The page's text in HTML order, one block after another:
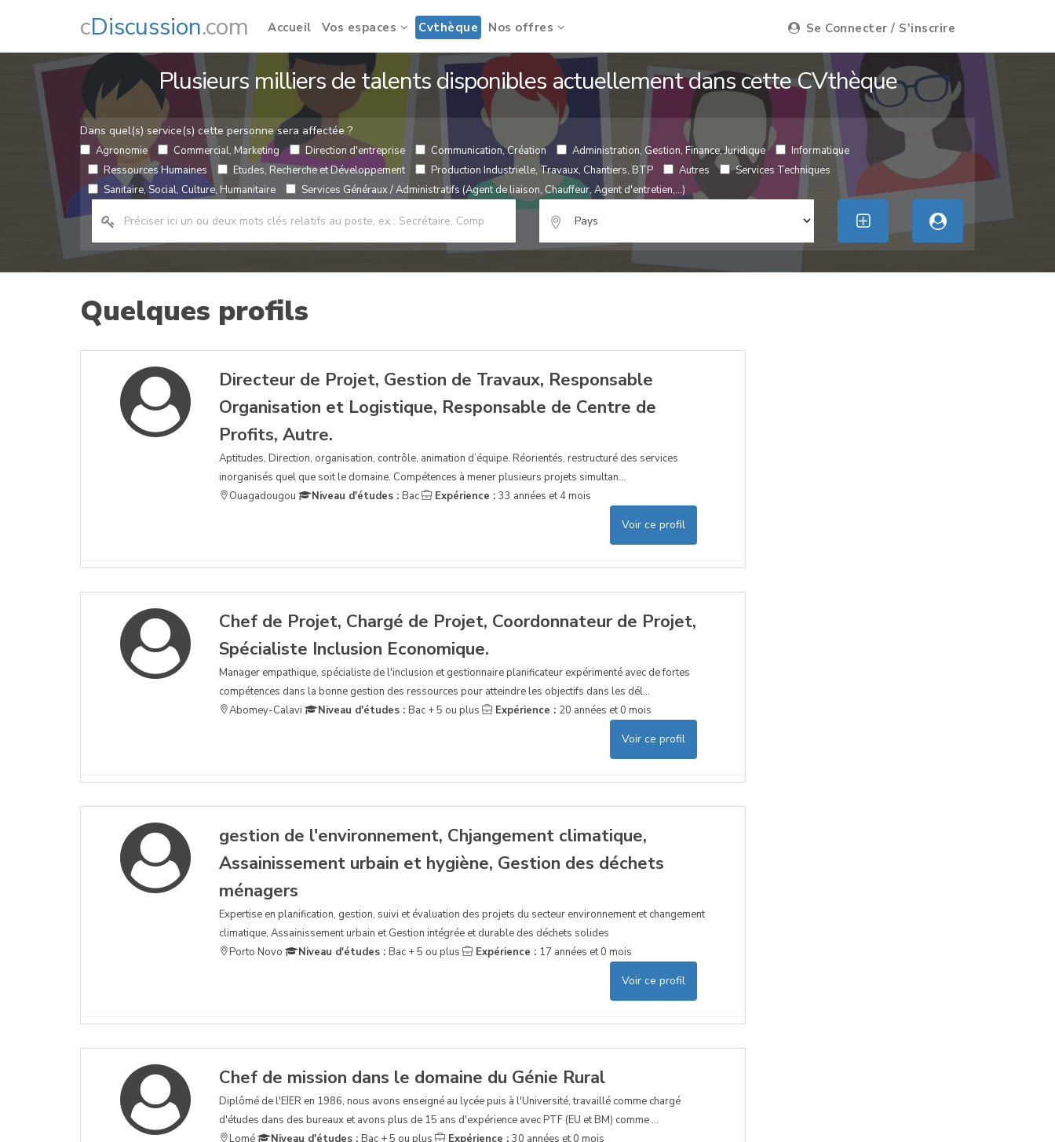
cDiscussion.com Accueil Vos espaces Cvthèque Nos offres Se Connecter / S'inscrire
Plusieurs milliers de talents disponibles actuellement dans cette CVthèque
Dans quel(s) service(s) cette personne sera affectée ?
Agronomie Commercial, Marketing Direction d'entreprise Communication, Création Administration, Gestion, Finance, Juridique
Informatique
Ressources Humaines
Etudes, Recherche et Développement Production Industrielle, Travaux, Chantiers, BTP Autres
Services Techniques
Sanitaire, Social, Culture, Humanitaire
Services Généraux / Administratifs (Agent de liaison, Chauffeur, Agent d'entretien,...)
Quelques profils
Directeur de Projet, Gestion de Travaux, Responsable
Organisation et Logistique, Responsable de Centre de
Profits, Autre.
Aptitudes, Direction, organisation, contrôle, animation d’équipe. Réorientés, restructuré des services
inorganisés quel que soit le domaine. Compétences à mener plusieurs projets simultan...
Ouagadougou
Niveau d'études : Bac Expérience : 33 années et 4 mois
Voir ce profil
Chef de Projet, Chargé de Projet, Coordonnateur de Projet,
Spécialiste Inclusion Economique.
Manager empathique, spécialiste de l'inclusion et gestionnaire planificateur expérimenté avec de fortes
compétences dans la bonne gestion des ressources pour atteindre les objectifs dans les dél...
Abomey-Calavi
Niveau d'études : Bac + 5 ou plus Expérience : 20 années et 0 mois
Voir ce profil
gestion de l'environnement, Chjangement climatique,
Assainissement urbain et hygiène, Gestion des déchets
ménagers
Expertise en planification, gestion, suivi et évaluation des projets du secteur environnement et changement
climatique, Assainissement urbain et Gestion intégrée et durable des déchets solides
Porto Novo
Niveau d'études : Bac + 5 ou plus Expérience : 17 années et 0 mois
Voir ce profil
Chef de mission dans le domaine du Génie Rural
Diplômé de l'EIER en 1986, nous avons enseigné au lycée puis à l'Université, travaillé comme chargé
d'études dans des bureaux et avons plus de 15 ans d'expérience avec PTF (EU et BM) comme ...
Lomé
Niveau d'études : Bac + 5 ou plus Expérience : 30 années et 0 mois